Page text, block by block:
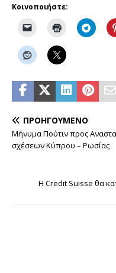
Κοινοποιήστε:
ΠΡΟΗΓΟΎΜΕΝΟ
Μήνυμα Πούτιν προς
σχέσεων Κύπρου – Ρωσίας
Η Credit Suisse θα